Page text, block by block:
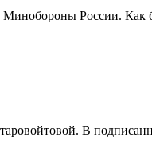
России. Как
В